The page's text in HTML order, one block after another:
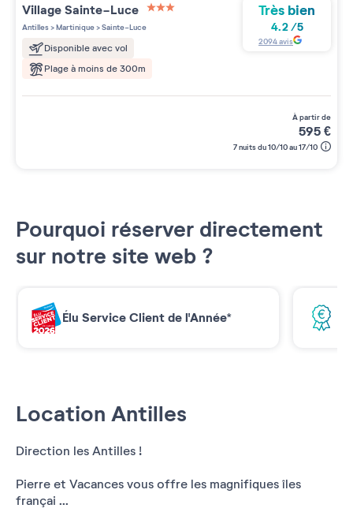
Location Antilles
Direction les Antilles !
Pierre et Vacances vous offre les magnifiques îles
françai ...
VillageSainte-Luce
3 étoiles sur 5
Antilles>Martinique>Sainte-Luce
Disponible avec vol
Plage à moins de 300m
Très bien
4.2/5
2094avis
à partir de
595€
7 nuits du 10/10 au 17/10
Pourquoi réserver directement
sur notre site web ?
Élu Service Client de l'Année*